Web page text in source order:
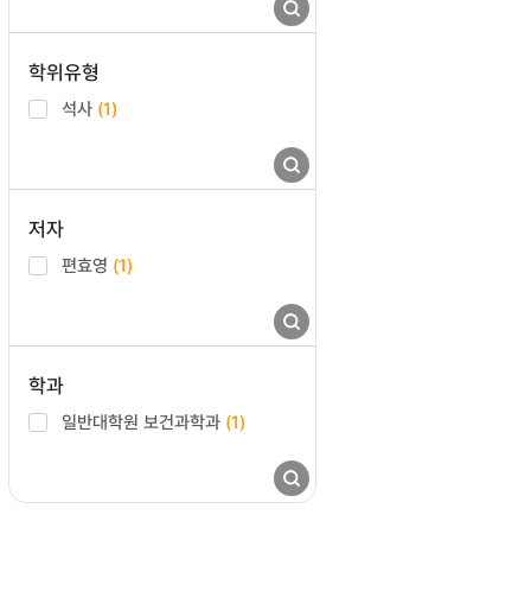
학위유형
석사 (1)
저자
편효영 (1)
학과
일반대학원 보건과학과 (1)